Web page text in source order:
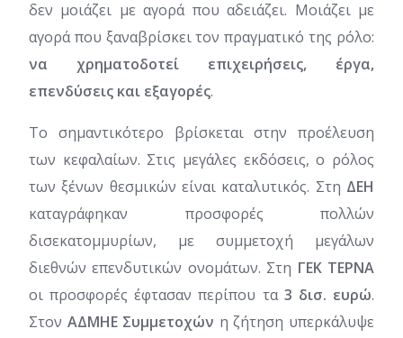
δεν μοιάζει με αγορά που αδειάζει. Μοιάζει με
αγορά που ξαναβρίσκει τον πραγματικό της ρόλο:
να χρηματοδοτεί επιχειρήσεις, έργα,
επενδύσεις και εξαγορές.
Το σημαντικότερο βρίσκεται στην προέλευση
των κεφαλαίων. Στις μεγάλες εκδόσεις, ο ρόλος
των ξένων θεσμικών είναι καταλυτικός. Στη ΔΕΗ
καταγράφηκαν προσφορές πολλών
δισεκατομμυρίων, με συμμετοχή μεγάλων
διεθνών επενδυτικών ονομάτων. Στη ΓΕΚ ΤΕΡΝΑ
οι προσφορές έφτασαν περίπου τα 3 δισ. ευρώ.
Στον ΑΔΜΗΕ Συμμετοχών η ζήτηση υπερκάλυψε